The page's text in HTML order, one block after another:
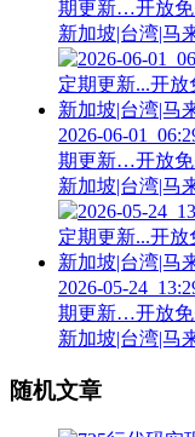
期更新…开放免
新加坡|台湾|马
2026-06-
期更新…开放免
新加坡|台湾|马
2026-05-
期更新…开放免
新加坡|台湾|马
随机文章